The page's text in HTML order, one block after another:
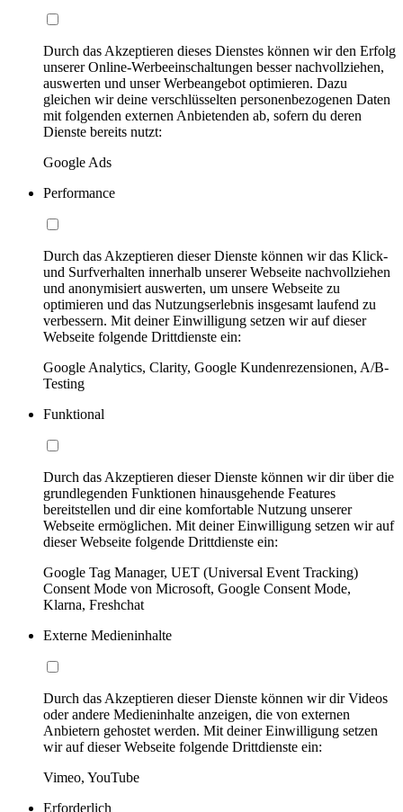
Durch das Akzeptieren dieses Dienstes können wir den Erfolg
unserer Online-Werbeeinschaltungen besser nachvollziehen,
auswerten und unser Werbeangebot optimieren. Dazu
gleichen wir deine verschlüsselten personenbezogenen Daten
mit folgenden externen Anbietenden ab, sofern du deren
Dienste bereits nutzt:
Google Ads
Performance
Durch das Akzeptieren dieser Dienste können wir das Klick-
und Surfverhalten innerhalb unserer Webseite nachvollziehen
und anonymisiert auswerten, um unsere Webseite zu
optimieren und das Nutzungserlebnis insgesamt laufend zu
verbessern. Mit deiner Einwilligung setzen wir auf dieser
Webseite folgende Drittdienste ein:
Google Analytics, Clarity, Google Kundenrezensionen, A/B-
Testing
Funktional
Durch das Akzeptieren dieser Dienste können wir dir über die
grundlegenden Funktionen hinausgehende Features
bereitstellen und dir eine komfortable Nutzung unserer
Webseite ermöglichen. Mit deiner Einwilligung setzen wir auf
dieser Webseite folgende Drittdienste ein:
Google Tag Manager, UET (Universal Event Tracking)
Consent Mode von Microsoft, Google Consent Mode,
Klarna, Freshchat
Externe Medieninhalte
Durch das Akzeptieren dieser Dienste können wir dir Videos
oder andere Medieninhalte anzeigen, die von externen
Anbietern gehostet werden. Mit deiner Einwilligung setzen
wir auf dieser Webseite folgende Drittdienste ein:
Vimeo, YouTube
Erforderlich